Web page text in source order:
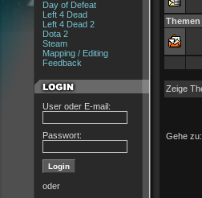
Day of Defeat
Left 4 Dead
Left 4 Dead 2
Dota 2
Steam
Mapping / Editing
Feedback
User oder E-mail:
Passwort:
oder
Themen
Zeige
Gehe zu: